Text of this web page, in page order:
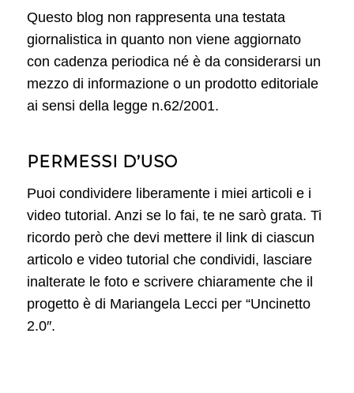
Questo blog non rappresenta una testata
giornalistica in quanto non viene aggiornato
con cadenza periodica né è da considerarsi un
mezzo di informazione o un prodotto editoriale
ai sensi della legge n.62/2001.
PERMESSI D’USO
Puoi condividere liberamente i miei articoli e i
video tutorial. Anzi se lo fai, te ne sarò grata. Ti
ricordo però che devi mettere il link di ciascun
articolo e video tutorial che condividi, lasciare
inalterate le foto e scrivere chiaramente che il
progetto è di Mariangela Lecci per “Uncinetto
2.0″.